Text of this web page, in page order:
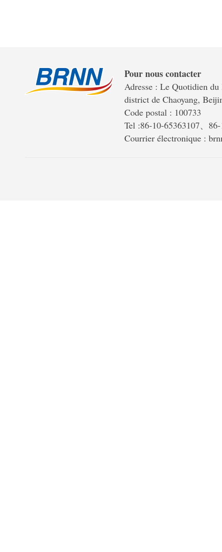
Pour nous contacter
Adresse : Le Quotidien
district de Chaoyang,
Code postal : 100733
Tel :86-10-65363107、
Courrier électronique :